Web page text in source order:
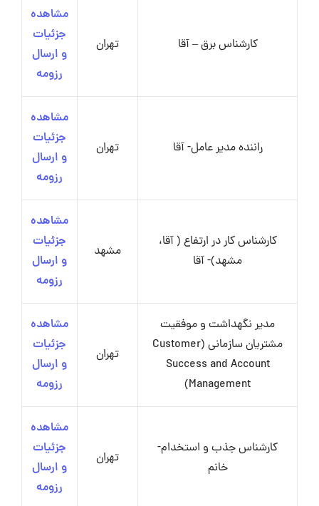
کارشناس برق – آقا تهران
مشاهده
جزئیات
و ارسال
رزومه
راننده مدیر عامل- آقا تهران
مشاهده
جزئیات
و ارسال
رزومه
کارشناس کار در ارتفاع ( آقا،
مشهد)- آقا
مشهد
مشاهده
جزئیات
و ارسال
رزومه
مدیر نگهداشت و موفقیت
مشتریان سازمانی (Customer
Success and Account
Management)
تهران
مشاهده
جزئیات
و ارسال
رزومه
کارشناس جذب و استخدام-
خانم
تهران
مشاهده
جزئیات
و ارسال
رزومه